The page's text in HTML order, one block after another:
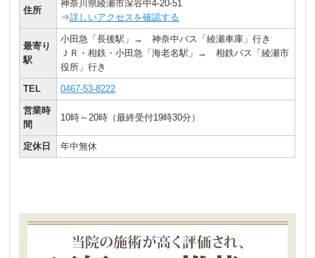
住所
神奈川県綾瀬市深谷中4-20-51
⇒詳しいアクセスを確認する
最寄り
駅
小田急「長後駅」→ 神奈中バス「綾瀬車庫」行き
ＪＲ・相鉄・小田急「海老名駅」→ 相鉄バス「綾瀬市
役所」行き
TEL 0467-53-8222
営業時
間
10時～20時（最終受付19時30分）
定休日 年中無休